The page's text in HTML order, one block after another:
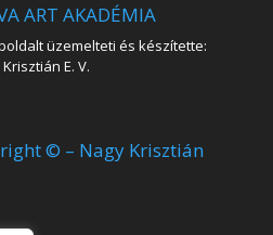
ART AKADÉMIA
üzemelteti és készítette:
E. V.
© – Nagy Krisztián